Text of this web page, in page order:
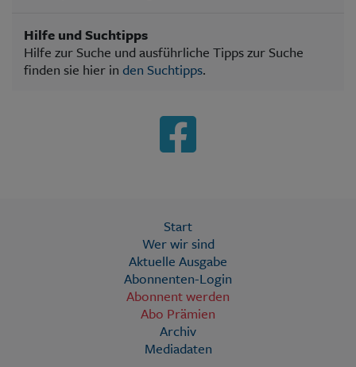
Hilfe und Suchtipps
Hilfe zur Suche und ausführliche Tipps zur Suche
finden sie hier in den Suchtipps.
Start
Wer wir sind
Aktuelle Ausgabe
Abonnenten-Login
Abonnent werden
Abo Prämien
Archiv
Mediadaten